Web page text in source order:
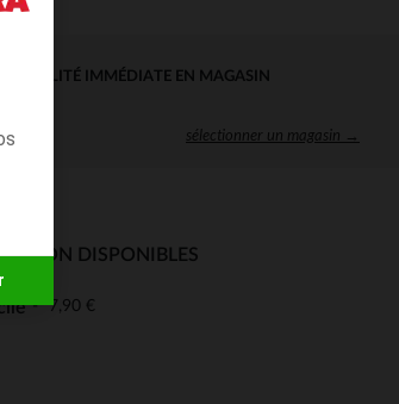
vos Options
IMMÉDIATE EN MAGASIN
sélectionner un magasin →
DISPONIBLES
7,90 €